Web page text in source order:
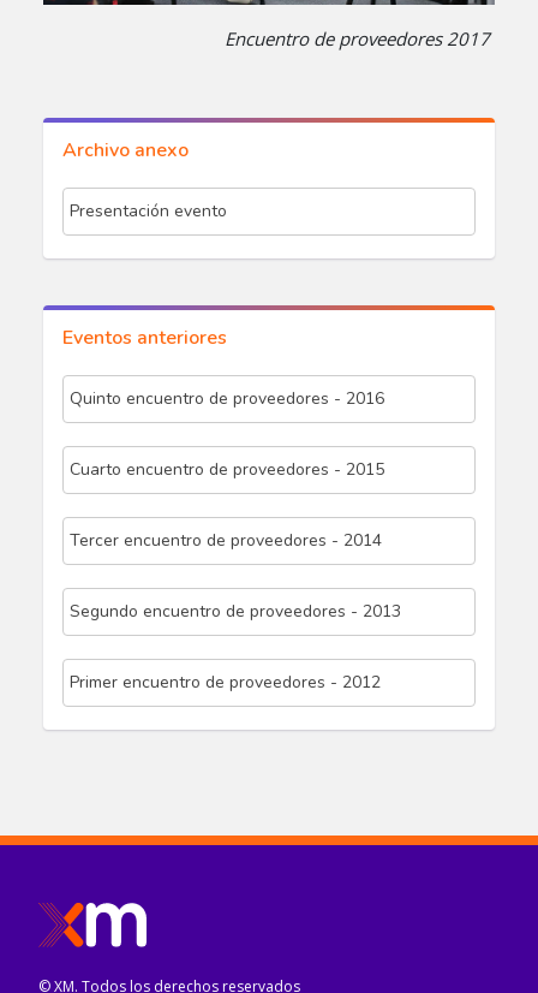
Encuentro de proveedores 2017
Archivo anexo
Presentación evento
Eventos anteriores
Quinto encuentro de proveedores - 2016
Cuarto encuentro de proveedores - 2015
Tercer encuentro de proveedores - 2014
Segundo encuentro de proveedores - 2013
Primer encuentro de proveedores - 2012
© XM. Todos los derechos reservados